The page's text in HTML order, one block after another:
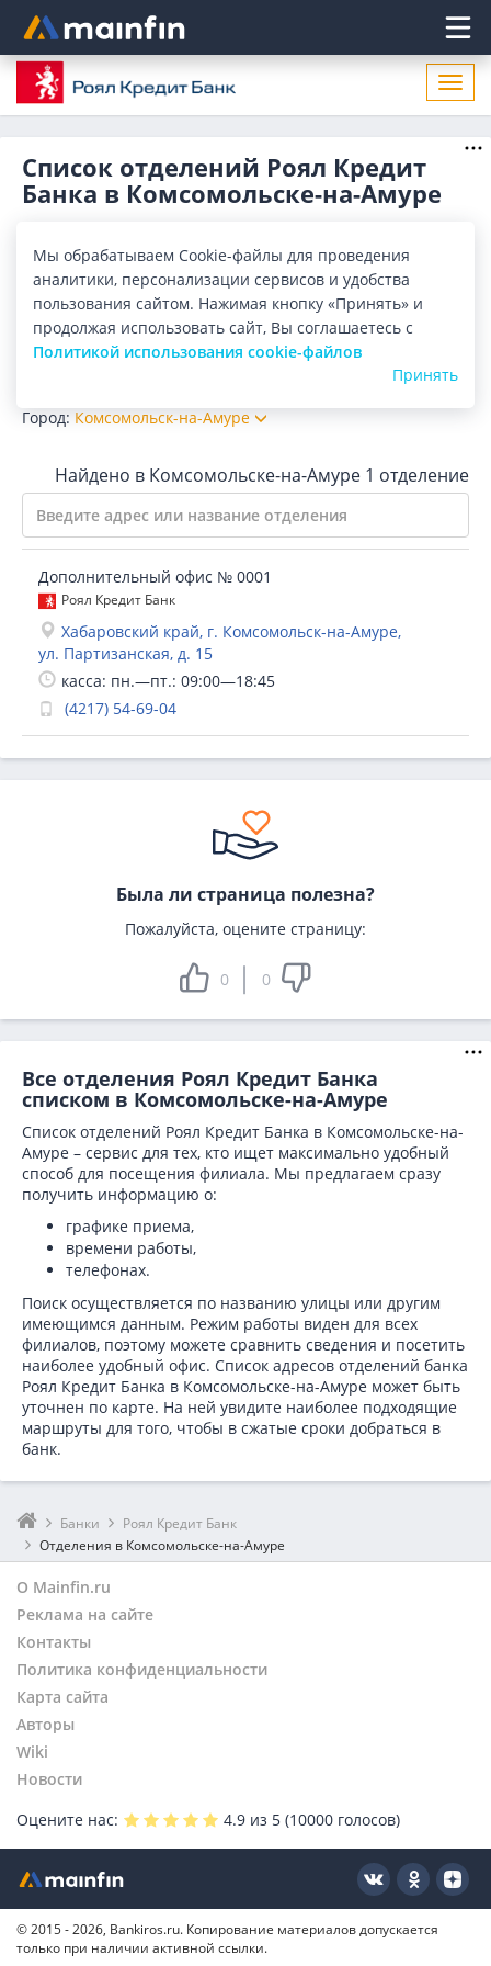
Главное меню
Список отделений Роял Кредит
Банка в Комсомольске-на-Амуре
Амуре. Список адресов, поиск ближайшего отделения
Роял Кредит Банка в Комсомольске-на-Амуре по адресу,
названию. Часы работы, телефоны, контактные данные.
Показать весь
Отделения
Банкоматы
Список
Город: Комсомольск-на-Амуре
Найдено в Комсомольске-на-Амуре 1 отделение
Дополнительный офис № 0001
Роял Кредит Банк
Хабаровский край, г. Комсомольск-на-Амуре,
ул. Партизанская, д. 15
касса: пн.—пт.: 09:00—18:45
(4217) 54-69-04
Была ли страница полезна?
Пожалуйста, оцените страницу:
0 0
Все отделения Роял Кредит Банка
списком в Комсомольске-на-Амуре
Список отделений Роял Кредит Банка в Комсомольске-на-
Амуре – сервис для тех, кто ищет максимально удобный
способ для посещения филиала. Мы предлагаем сразу
получить информацию о:
графике приема,
времени работы,
телефонах.
Поиск осуществляется по названию улицы или другим
имеющимся данным. Режим работы виден для всех
филиалов, поэтому можете сравнить сведения и посетить
наиболее удобный офис. Список адресов отделений банка
Роял Кредит Банка в Комсомольске-на-Амуре может быть
уточнен по карте. На ней увидите наиболее подходящие
маршруты для того, чтобы в сжатые сроки добраться в
банк.
Банки
Роял Кредит Банк
Отделения в Комсомольске-на-Амуре
О Mainfin.ru
Реклама на сайте
Контакты
Политика конфиденциальности
Карта сайта
Авторы
Wiki
Новости
Оцените нас:
4.9 из 5 (10000 голосов)
© 2015 - 2026, Bankiros.ru. Копирование материалов допускается
только при наличии активной ссылки.
Мы обрабатываем Cookie-файлы для проведения
аналитики, персонализации сервисов и удобства
пользования сайтом. Нажимая кнопку «Принять» и
продолжая использовать сайт, Вы соглашаетесь с
Политикой использования cookie-файлов
Принять